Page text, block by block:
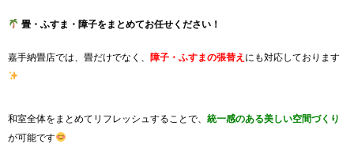
畳・ふすま・障子をまとめてお任せください！
嘉手納畳店では、畳だけでなく、 障子・ふすまの張替え にも対応しております
和室全体をまとめてリフレッシュすることで、 統一感のある美しい空間づくり
が可能です